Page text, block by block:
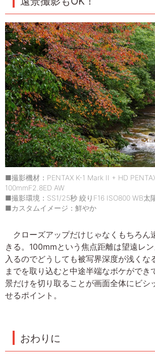
■撮影機材：PENTAX K-1 Mark II + HD
100mmF2.8ED AW
■撮影環境：SS1/25秒 絞りF16 ISO800 WB太
■カスタムイメージ：鮮やか
クローズアップだけじゃなくもちろん
きる。100mmという焦点距離は望遠レ
入るのでどうしても被写界深度が浅くな
までを取り込むと中途半端なボケができ
景だけを切り取ることが画面全体にビシ
せるポイント。
おわりに